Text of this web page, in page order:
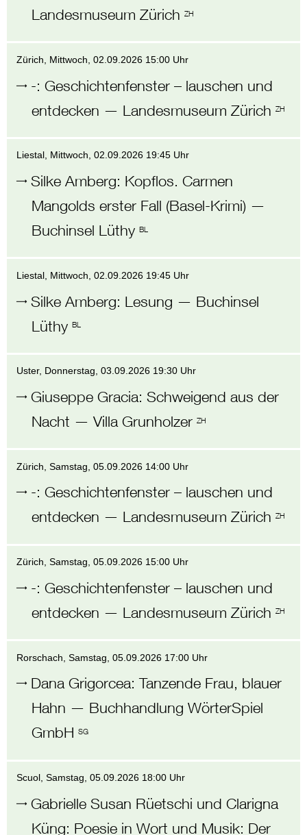
Landesmuseum Zürich ZH
Zürich , Mittwoch,02.09.2026 15:00 Uhr
-:Geschichtenfenster – lauschen und
entdecken — Landesmuseum Zürich ZH
Liestal, Mittwoch,02.09.2026 19:45 Uhr
Silke Amberg: Kopflos. Carmen
Mangolds erster Fall (Basel-Krimi)—
Buchinsel Lüthy BL
Liestal , Mittwoch,02.09.2026 19:45 Uhr
Silke Amberg: Lesung — Buchinsel
Lüthy BL
Uster, Donnerstag,03.09.2026 19:30 Uhr
Giuseppe Gracia:Schweigend aus der
Nacht — Villa Grunholzer ZH
Zürich , Samstag,05.09.2026 14:00 Uhr
-:Geschichtenfenster – lauschen und
entdecken — Landesmuseum Zürich ZH
Zürich , Samstag,05.09.2026 15:00 Uhr
-:Geschichtenfenster – lauschen und
entdecken — Landesmuseum Zürich ZH
Rorschach , Samstag,05.09.2026 17:00 Uhr
Dana Grigorcea:Tanzende Frau, blauer
Hahn — Buchhandlung WörterSpiel
GmbH SG
Scuol , Samstag,05.09.2026 18:00 Uhr
Gabrielle Susan Rüetschi und Clarigna
Küng: Poesie in Wort und Musik: Der